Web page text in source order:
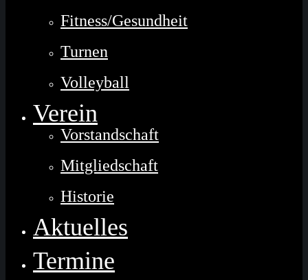
Fitness/Gesundheit
Turnen
Volleyball
Verein
Vorstandschaft
Mitgliedschaft
Historie
Aktuelles
Termine